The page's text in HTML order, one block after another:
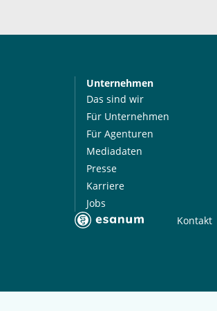
Unternehmen
Das sind wir
Für Unternehmen
Für Agenturen
Mediadaten
Presse
Karriere
Jobs
Kontakt